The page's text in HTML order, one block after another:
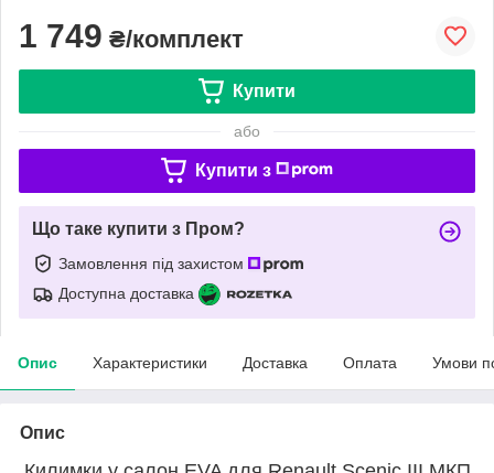
1 749 ₴/комплект
Купити
або
Купити з
Що таке купити з Пром?
Замовлення під захистом
Доступна доставка
Опис Характеристики Доставка Оплата Умови
Опис